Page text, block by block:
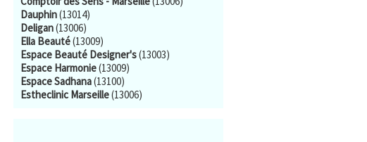
Dauphin(13014)
Deligan(13006)
Ella Beauté(13009)
Espace Beauté Designer's(13003)
Espace Harmonie(13009)
Espace Sadhana(13100)
Estheclinic Marseille(13006)